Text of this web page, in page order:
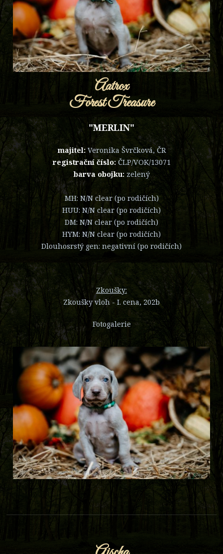
Aatrox
Forest Treasure
"MERLIN"
majitel: Veronika Švrčková, ČR
registrační číslo: ČLP/VOK/13071
barva obojku:zelený
MH: N/N clear (po rodičích)
HUU: N/N clear (po rodičích)
DM: N/N clear (po rodičích)
HYM: N/N clear (po rodičích)
Dlouhosrstý gen: negativní (po rodičích)
Zkoušky:
Zkoušky vloh - I. cena, 202b
Fotogalerie